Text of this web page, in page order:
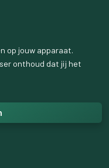
op jouw apparaat.
onthoud dat jij het